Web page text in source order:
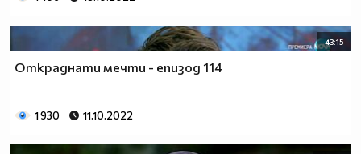
43:15
Откраднати мечти - епизод 114
1 930 11.10.2022